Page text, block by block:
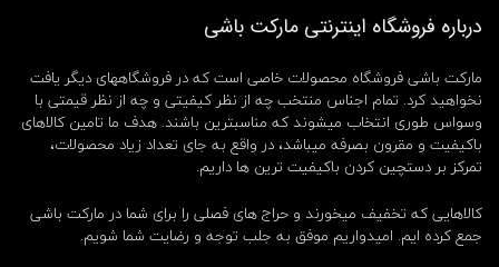
درباره فروشگاه اینترنتی مارکت باشی
مارکت باشی فروشگاه محصولات خاصی است که در فروشگاههای دیگر یافت
نخواهید کرد. تمام اجناس منتخب چه از نظر کیفیتی و چه از نظر قیمتی با
وسواس طوری انتخاب میشوند که مناسبترین باشند. هدف ما تامین کالاهای
باکیفیت و مقرون بصرفه میباشد، در واقع به جای تعداد زیاد محصولات،
تمرکز بر دستچین کردن باکیفیت ترین ها داریم.
کالاهایی که تخفیف میخورند و حراج های فصلی را برای شما در مارکت باشی
جمع کرده ایم. امیدواریم موفق به جلب توجه و رضایت شما شویم.